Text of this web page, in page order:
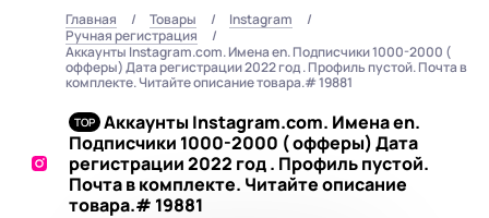
Главная Товары
Instagram
Ручная регистрация
Аккаунты Instagram.com. Имена en. Подписчики 1000-2000 (
офферы) Дата регистрации 2022 год . Профиль пустой. Почта в
комплекте. Читайте описание товара.# 19881
Аккаунты Instagram.com. Имена en.
Подписчики 1000-2000 ( офферы) Дата
регистрации 2022 год . Профиль пустой.
Почта в комплекте. Читайте описание
товара.# 19881